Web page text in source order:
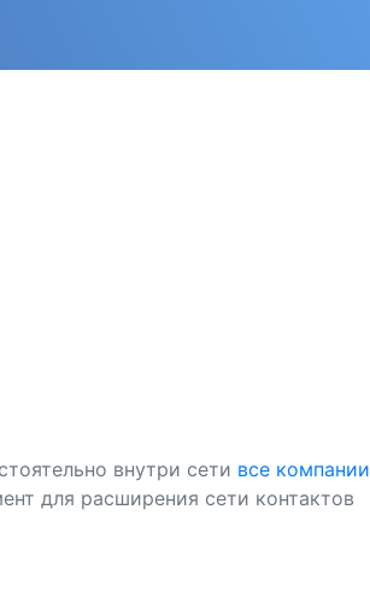
внутри сети все компании
для расширения сети контактов